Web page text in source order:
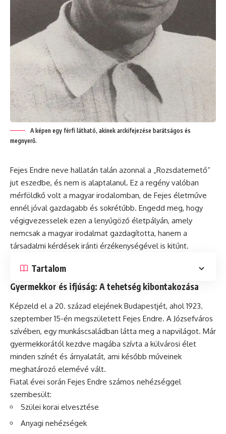
A képen egy férfi látható, akinek arckifejezése barátságos és
megnyerő.
Fejes Endre neve hallatán talán azonnal a „Rozsdatemető”
jut eszedbe, és nem is alaptalanul. Ez a regény valóban
mérföldkő volt a magyar irodalomban, de Fejes életműve
ennél jóval gazdagabb és sokrétűbb. Engedd meg, hogy
végigvezesselek ezen a lenyűgöző életpályán, amely
nemcsak a magyar irodalmat gazdagította, hanem a
társadalmi kérdések iránti érzékenységével is kitűnt.
Tartalom
Gyermekkor és ifjúság: A tehetség kibontakozása
Képzeld el a 20. század elejének Budapestjét, ahol 1923.
szeptember 15-én megszületett Fejes Endre. A Józsefváros
szívében, egy munkáscsaládban látta meg a napvilágot. Már
gyermekkorától kezdve magába szívta a külvárosi élet
minden színét és árnyalatát, ami később műveinek
meghatározó elemévé vált.
Fiatal évei során Fejes Endre számos nehézséggel
szembesült:
Szülei korai elvesztése
Anyagi nehézségek